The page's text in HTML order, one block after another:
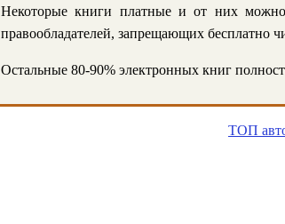
Некоторые книги платные и от них можно
правообладателей, запрещающих бесплатно
Остальные 80-90% электронных книг
ТОП